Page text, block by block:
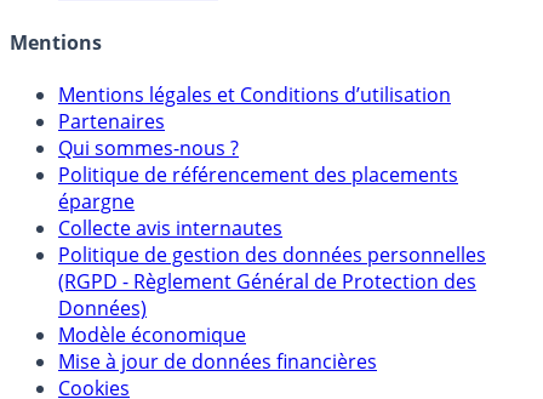
Crédit immobilier
Mentions
Mentions légales et Conditions d’utilisation
Partenaires
Qui sommes-nous ?
Politique de référencement des placements
épargne
Collecte avis internautes
Politique de gestion des données personnelles
(RGPD - Règlement Général de Protection des
Données)
Modèle économique